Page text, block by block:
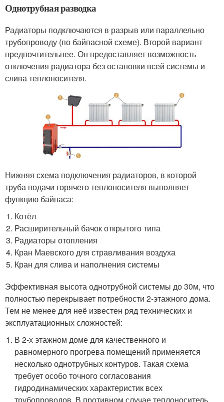
Однотрубная разводка
Радиаторы подключаются в разрыв или параллельно
трубопроводу (по байпасной схеме). Второй вариант
предпочтительнее. Он предоставляет возможность
отключения радиатора без остановки всей системы и
слива теплоносителя.
Нижняя схема подключения радиаторов, в которой
труба подачи горячего теплоносителя выполняет
функцию байпаса:
Котёл
Расширительный бачок открытого типа
Радиаторы отопления
Кран Маевского для стравливания воздуха
Кран для слива и наполнения системы
Эффективная высота однотрубной системы до 30м, что
полностью перекрывает потребности 2-этажного дома.
Тем не менее для неё известен ряд технических и
эксплуатационных сложностей:
В 2-х этажном доме для качественного и
равномерного прогрева помещений применяется
несколько однотрубных контуров. Такая схема
требует особо точного согласования
гидродинамических характеристик всех